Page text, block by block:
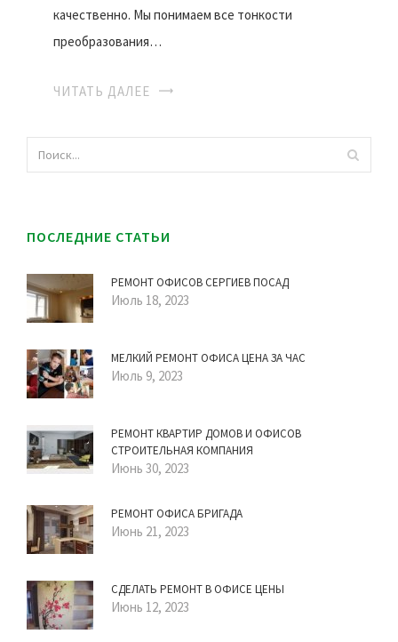
качественно. Мы понимаем все тонкости
преобразования…
ЧИТАТЬ ДАЛЕЕ
ПОСЛЕДНИЕ СТАТЬИ
РЕМОНТ ОФИСОВ СЕРГИЕВ ПОСАД
Июль 18, 2023
МЕЛКИЙ РЕМОНТ ОФИСА ЦЕНА ЗА ЧАС
Июль 9, 2023
РЕМОНТ КВАРТИР ДОМОВ И ОФИСОВ
СТРОИТЕЛЬНАЯ КОМПАНИЯ
Июнь 30, 2023
РЕМОНТ ОФИСА БРИГАДА
Июнь 21, 2023
СДЕЛАТЬ РЕМОНТ В ОФИСЕ ЦЕНЫ
Июнь 12, 2023